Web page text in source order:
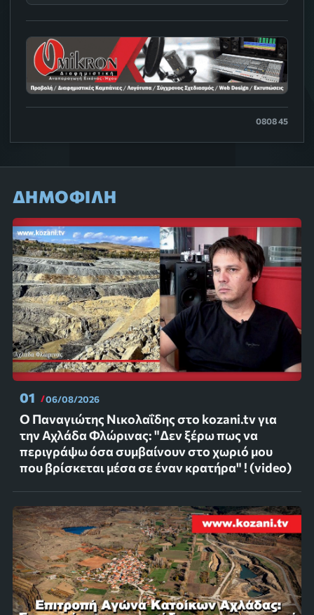
0808 45
ΔΗΜΟΦΙΛΗ
01 06/08/2026
Ο Παναγιώτης Νικολαΐδης στο kozani.tv για
την Αχλάδα Φλώρινας: "Δεν ξέρω πως να
περιγράψω όσα συμβαίνουν στο χωριό μου
που βρίσκεται μέσα σε έναν κρατήρα" ! (video)